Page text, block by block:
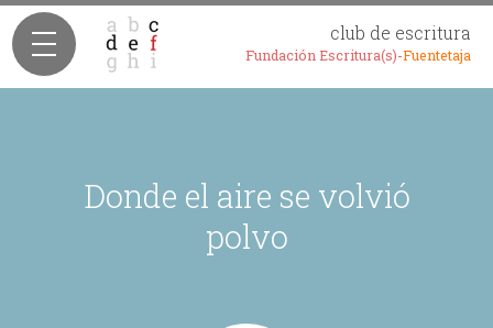
club de escritura
Fundación Escritura(s)-Fuentetaja
Donde el aire se volvió
polvo